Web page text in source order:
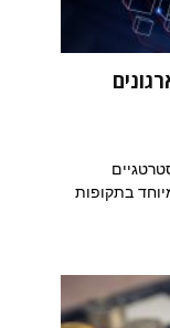
בתקופות